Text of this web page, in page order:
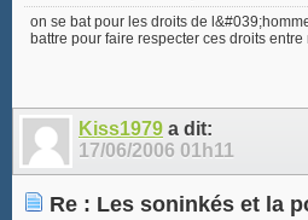
on se bat pour les droits de
battre pour faire respecter ces droits entre
Kiss1979 a dit:
17/06/2006 01h11
Re : Les soninkés et la